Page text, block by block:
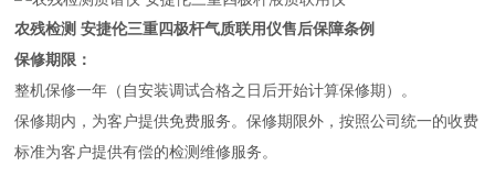
农残检测 安捷伦三重四极杆气质联用仪售后保障条例
保修期限：
整机保修一年（自安装调试合格之日后开始计算保修期）。
保修期内，为客户提供免费服务。保修期限外，按照公司统一的收费
标准为客户提供有偿的检测维修服务。